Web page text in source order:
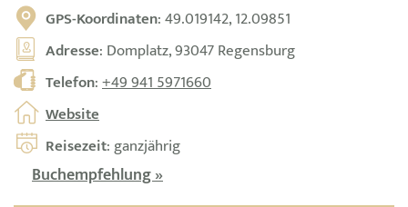
GPS-Koordinaten: 49.019142, 12.09851
Adresse: Domplatz, 93047 Regensburg
Telefon:+49 941 5971660
Website
Reisezeit: ganzjährig
Buchempfehlung »